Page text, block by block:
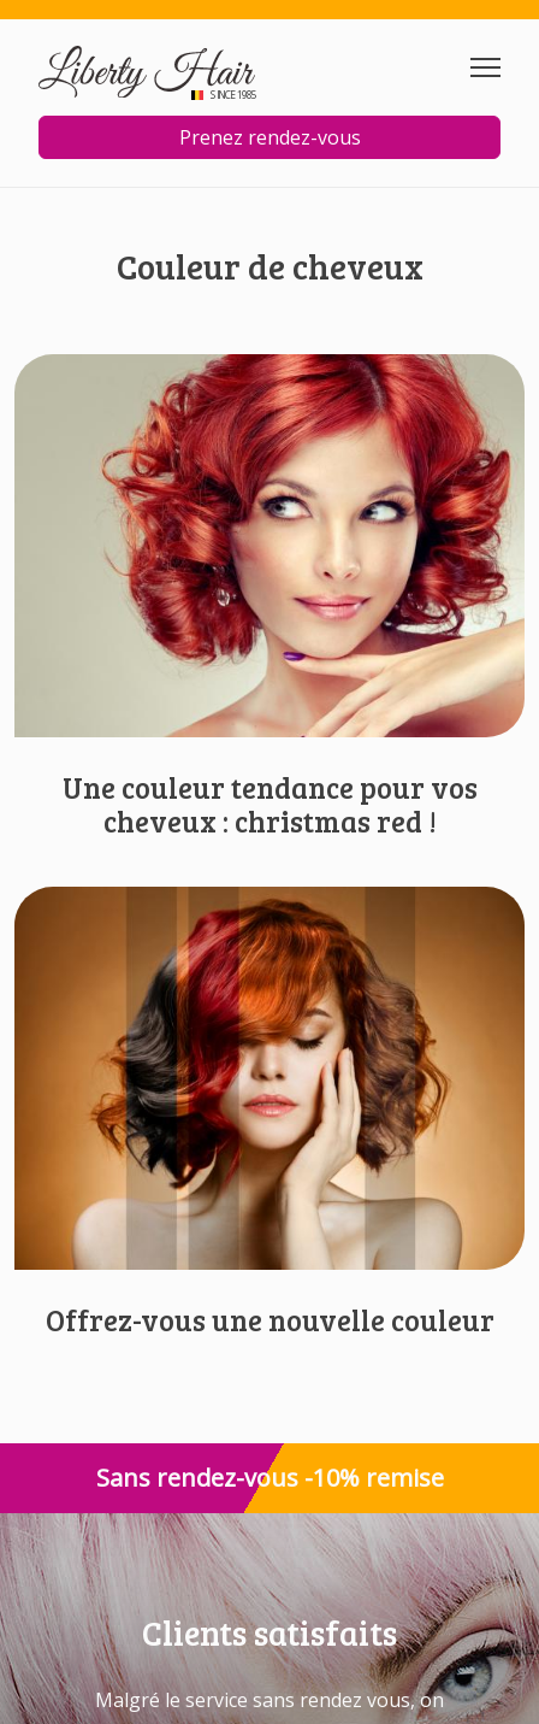
Aller au contenu principal
SINCE 1985
Prenez rendez-vous
Couleur de cheveux
Une couleur tendance pour vos
cheveux : christmas red !
Offrez-vous une nouvelle couleur
Sans rendez-vous -10% remise
Clients satisfaits
Malgré le service sans rendez vous, on